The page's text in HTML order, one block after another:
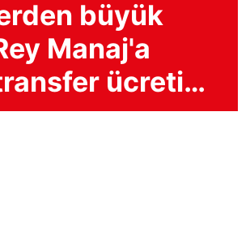
büyük
Manaj'a
ücreti…